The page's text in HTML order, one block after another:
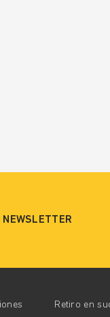
Retiro en